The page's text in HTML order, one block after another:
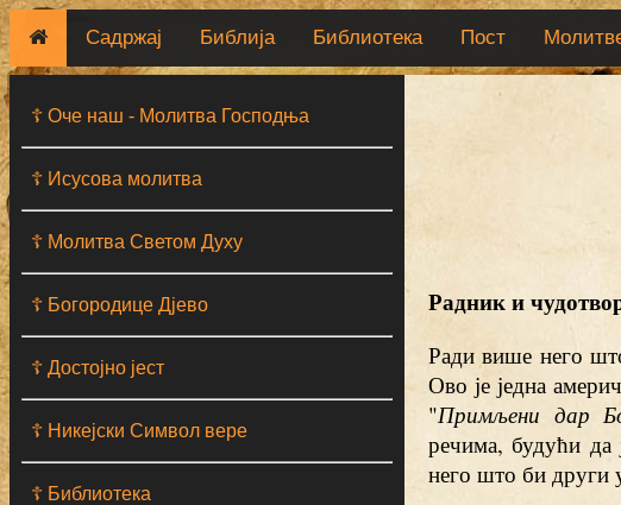
Садржај Библија Библиотека Пост
☦ Оче наш - Moлитва Господња
☦ Исусова молитва
☦ Молитва Светом Духу
☦ Богородице Дјево
☦ Достојно јест
☦ Никејски Символ вере
☦ Библиотека
Радник и
Ради више него
Ово је једна
"Примљени дар
речима, будући да
него што би други